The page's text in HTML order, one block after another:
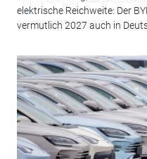
elektrische Reichweite: Der
vermutlich 2027 auch in